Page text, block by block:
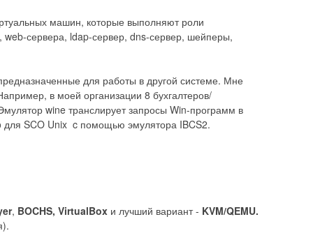
машин, которые выполняют роли
web-сервера, ldap-сервер, dns-сервер, шейперы,
для работы в другой системе. Мне
в моей организации 8 бухгалтеров/
wine транслирует запросы Win-программ в
для SCO Unix c помощью эмулятора IBCS2.
, BOCHS, VirtualBox и лучший вариант - KVM/QEMU.